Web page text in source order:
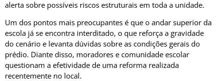
alerta sobre possíveis riscos estruturais em toda a unidade.
Um dos pontos mais preocupantes é que o andar superior da
escola já se encontra interditado, o que reforça a gravidade
do cenário e levanta dúvidas sobre as condições gerais do
prédio. Diante disso, moradores e comunidade escolar
questionam a efetividade de uma reforma realizada
recentemente no local.